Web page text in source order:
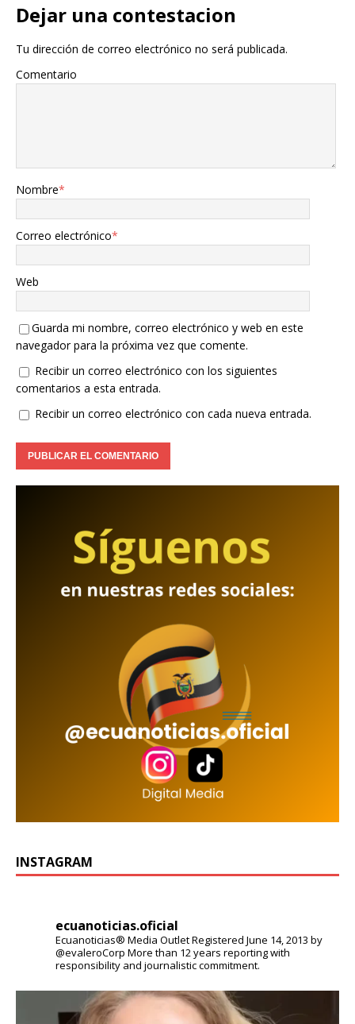
Dejar una contestacion
Tu dirección de correo electrónico no será publicada.
Comentario
Nombre*
Correo electrónico*
Web
Guarda mi nombre, correo electrónico y web en este
navegador para la próxima vez que comente.
Recibir un correo electrónico con los siguientes
comentarios a esta entrada.
Recibir un correo electrónico con cada nueva entrada.
INSTAGRAM
ecuanoticias.oficial
Ecuanoticias® Media OutletRegistered June 14, 2013 by
@evaleroCorp More than 12 years reporting with
responsibility and journalistic commitment.